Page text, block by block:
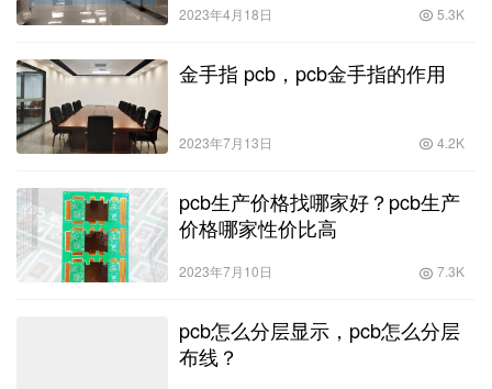
2023年4月18日 5.3K
金手指 pcb，pcb金手指的作用
2023年7月13日 4.2K
pcb生产价格找哪家好？pcb生产
价格哪家性价比高
2023年7月10日 7.3K
pcb怎么分层显示，pcb怎么分层
布线？